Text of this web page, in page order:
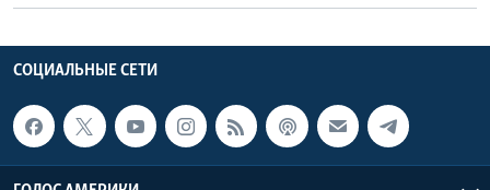
СОЦИАЛЬНЫЕ СЕТИ